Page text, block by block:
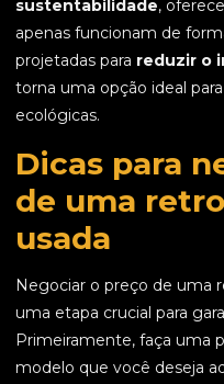
sustentabilidade,
apenas funcionam de
projetadas para reduzir o
torna uma opção ideal
ecológicas.
Dicas para
de uma
usada
Negociar o preço de uma
uma etapa crucial para
Primeiramente, faça uma
modelo que você deseja